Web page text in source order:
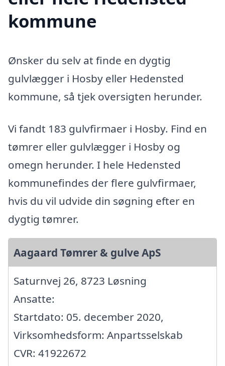
kommune
Ønsker du selv at finde en dygtig
gulvlægger i Hosby eller Hedensted
kommune, så tjek oversigten herunder.
Vi fandt 183 gulvfirmaer i Hosby. Find en
tømrer eller gulvlægger i Hosby og
omegn herunder. I hele Hedensted
kommunefindes der flere gulvfirmaer,
hvis du vil udvide din søgning efter en
dygtig tømrer.
Aagaard Tømrer & gulve ApS
Saturnvej 26, 8723 Løsning
Ansatte:
Startdato: 05. december 2020,
Virksomhedsform: Anpartsselskab
CVR: 41922672